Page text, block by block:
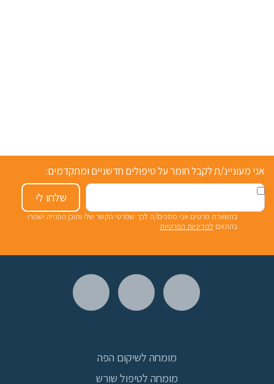
אני מעוניינ/ת לקבל חומר על טיפולים חדשניים ומתקדמים:
שלחו לי
בהשארת פרטים אני מסכים/ה לכך שפרטי הקשר שלי ותוכן הפנייה ישמרו
בהתאם למדיניות הפרטיות
מומחה לשיקום הפה
מומחה לטיפול שורש